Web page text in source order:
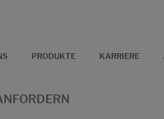
PRODUKTE KARRIERE